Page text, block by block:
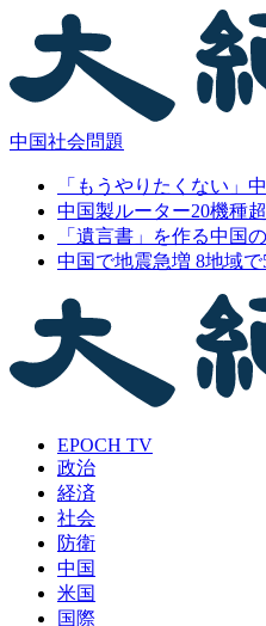
中国社会問題
「もうやりたくない」
中国製ルーター20機種
「遺言書」を作る中
中国で地震急増 8地域
EPOCH TV
政治
経済
社会
防衛
中国
米国
国際